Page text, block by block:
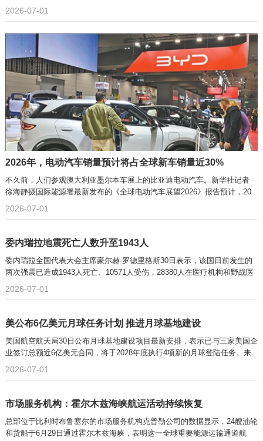
务
2026-07-01
2026年，电动汽车销量预计将占全球新车销量近30%
不久前，人们参观澳大利亚墨尔本车展上的比亚迪电动汽车。新华社记者
徐海静摄国际能源署最新发布的《全球电动汽车展望2026》报告预计，20
2026-07-01
委内瑞拉地震死亡人数升至1943人
委内瑞拉全国代表大会主席豪尔赫·罗德里格斯30日表示，该国日前发生的
两次强震已造成1943人死亡、10571人受伤，28380人在医疗机构和野战医
2026-07-01
美公布6亿美元月球任务计划 推进月球基地建设
美国航空航天局30日公布月球基地建设项目最新安排，表示已与三家美国企
业签订总额近6亿美元合同，将于2028年底执行4项新的月球登陆任务。来
2026-07-01
市场服务机构：霍尔木兹海峡航运活动持续恢复
总部位于比利时布鲁塞尔的市场服务机构克普勒公司的数据显示，24艘油轮
和货船于6月29日通过霍尔木兹海峡，表明这一全球重要能源运输通道航